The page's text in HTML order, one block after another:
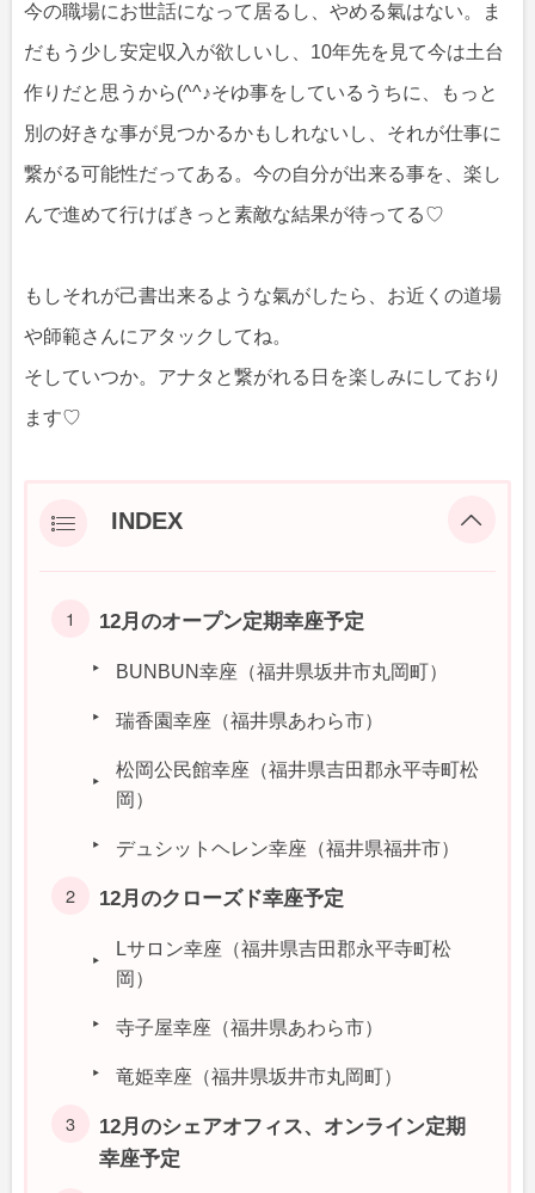
今の職場にお世話になって居るし、やめる氣はない。ま
だもう少し安定収入が欲しいし、10年先を見て今は土台
作りだと思うから(^^♪そゆ事をしているうちに、もっと
別の好きな事が見つかるかもしれないし、それが仕事に
繋がる可能性だってある。今の自分が出来る事を、楽し
んで進めて行けばきっと素敵な結果が待ってる♡
もしそれが己書出来るような氣がしたら、お近くの道場
や師範さんにアタックしてね。
そしていつか。アナタと繋がれる日を楽しみにしており
ます♡
INDEX
12月のオープン定期幸座予定
BUNBUN幸座（福井県坂井市丸岡町）
瑞香園幸座（福井県あわら市）
松岡公民館幸座（福井県吉田郡永平寺町松
岡）
デュシットヘレン幸座（福井県福井市）
12月のクローズド幸座予定
Lサロン幸座（福井県吉田郡永平寺町松
岡）
寺子屋幸座（福井県あわら市）
竜姫幸座（福井県坂井市丸岡町）
12月のシェアオフィス、オンライン定期
幸座予定